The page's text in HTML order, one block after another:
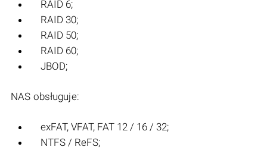
RAID 6;
RAID 30;
RAID 50;
RAID 60;
JBOD;
NAS obsługuje:
exFAT, VFAT, FAT 12 / 16 / 32;
NTFS / ReFS;